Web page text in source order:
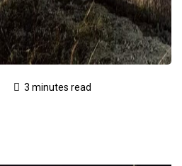
3 minutes read